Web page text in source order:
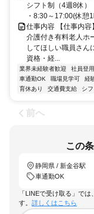
シフト制（4週8休
・8:30～17:00(休憩
仕事内容 【仕事内容
介護付き有料老人ホ
してほしい職員さん
資格・経...
業界未経験者歓迎 社員登
車通勤OK
職場見学可 経
育休あり
交通費支給 シ
前へ
この
静岡県 / 新金谷駅
車通勤OK
「LINEで受け取る」で
す。 詳しくはこちら